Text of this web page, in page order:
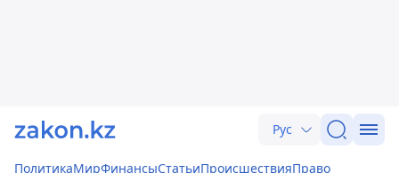
Рус
ПолитикаМирФинансыСтатьиПроисшествияПраво